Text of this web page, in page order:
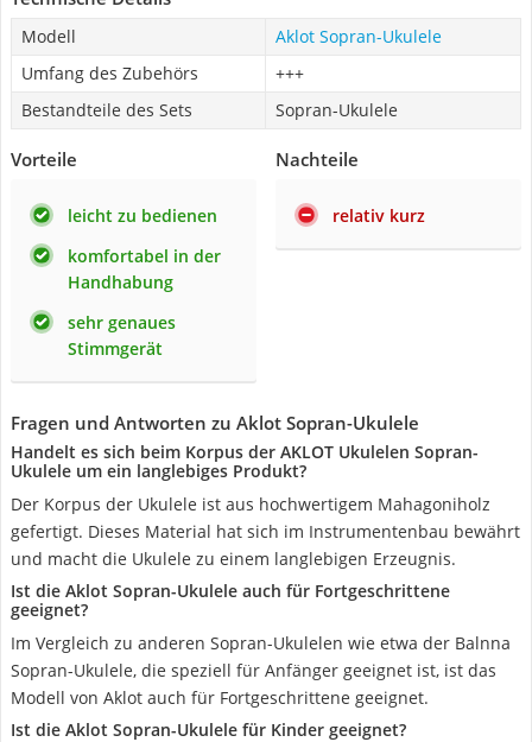
Modell
Aklot Sopran-Ukulele
Umfang des Zubehörs
+++
Bestandteile des Sets
Sopran-Ukulele
Vorteile
leicht zu bedienen
komfortabel in der
Handhabung
sehr genaues
Stimmgerät
Nachteile
relativ kurz
Fragen und Antworten zu Aklot Sopran-Ukulele
Handelt es sich beim Korpus der AKLOT Ukulelen Sopran-
Ukulele um ein langlebiges Produkt?
Der Korpus der Ukulele ist aus hochwertigem Mahagoniholz
gefertigt. Dieses Material hat sich im Instrumentenbau bewährt
und macht die Ukulele zu einem langlebigen Erzeugnis.
Ist die Aklot Sopran-Ukulele auch für Fortgeschrittene
geeignet?
Im Vergleich zu anderen Sopran-Ukulelen wie etwa der Balnna
Sopran-Ukulele, die speziell für Anfänger geeignet ist, ist das
Modell von Aklot auch für Fortgeschrittene geeignet.
Ist die Aklot Sopran-Ukulele für Kinder geeignet?